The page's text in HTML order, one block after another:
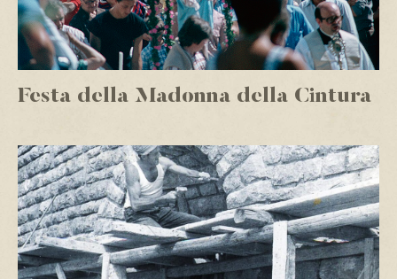
Festa della Madonna della Cintura